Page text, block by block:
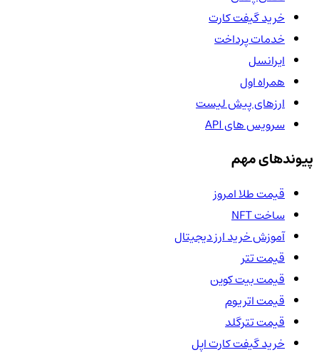
خرید گیفت کارت
خدمات پرداخت
ایرانسل
همراه اول
ارزهای پیش لیست
سرویس های API
پیوندهای مهم
قیمت طلا امروز
ساخت NFT
آموزش خرید ارز دیجیتال
قیمت تتر
قیمت بیت کوین
قیمت اتریوم
قیمت تترگلد
خرید گیفت کارت اپل